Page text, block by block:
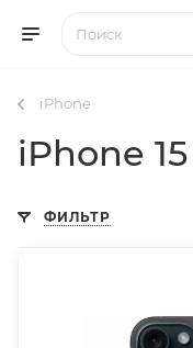
iPhone
iPhone
ФИЛЬТР